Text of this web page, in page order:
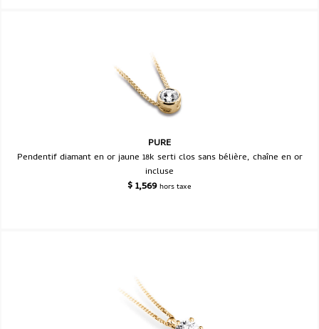
PURE
Pendentif diamant en or jaune 18k serti clos sans bélière, chaîne en or
incluse
$1,569 hors taxe